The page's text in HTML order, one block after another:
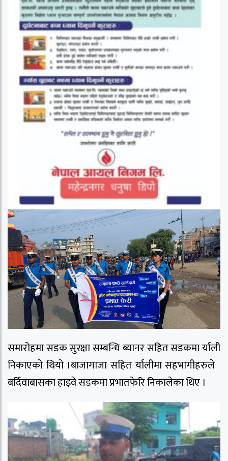
समारोहमा सडक सुरक्षा सम्बन्धि ब्यानर सहित सडकमा र्याली
निकाएको थियो ।बाजागाजा सहित र्यालीमा सहभागीहरुले
बर्दिवाबासका हाइवे सडकमा प्रभातफेरि निकालेका थिए ।